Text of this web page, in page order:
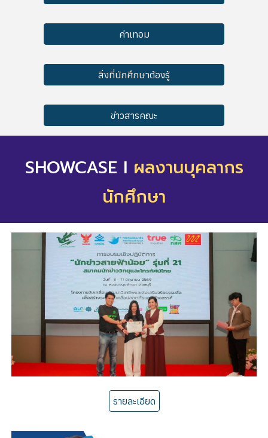
ค่าเทอม
สิ่งที่นักศึกษาต้องรู้
ข่าวสารคณะ
SHOWCASE I ผลงานบุคลากร
นักศึกษา
รายละเอียด